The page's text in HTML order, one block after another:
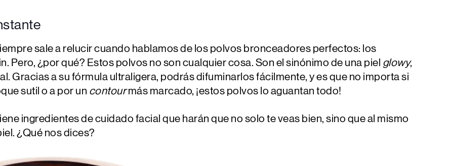
sale a relucir cuando hablamos de los polvos bronceadores perfectos: los
Pero, ¿por qué? Estos polvos no son cualquier cosa. Son el sinónimo de una piel glowy,
Gracias a su fórmula ultraligera, podrás difuminarlos fácilmente, y es que no importa si
sutil o a por un contourmás marcado, ¡estos polvos lo aguantan todo!
ingredientes de cuidado facial que harán que no solo te veas bien, sino que al mismo
¿Qué nos dices?